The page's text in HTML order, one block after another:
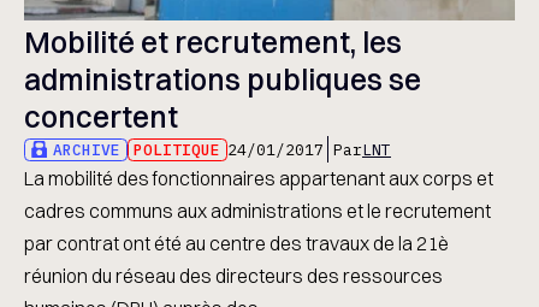
Mobilité et recrutement, les
administrations publiques se
concertent
ARCHIVE POLITIQUE 24/01/2017 ParLNT
La mobilité des fonctionnaires appartenant aux corps et
cadres communs aux administrations et le recrutement
par contrat ont été au centre des travaux de la 21è
réunion du réseau des directeurs des ressources